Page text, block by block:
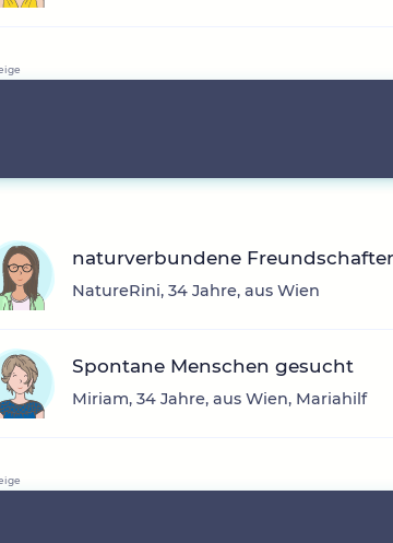
naturverbundene
NatureRini, 34 Jahre, aus Wien
Spontane Menschen gesucht
Miriam, 34 Jahre, aus Wien, Mariahilf